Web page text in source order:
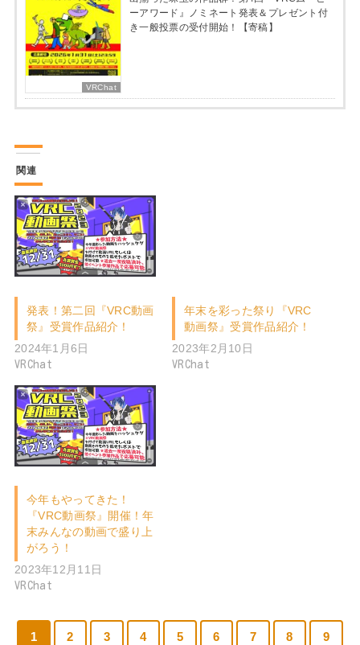
VRChat
ーアワード』ノミネート発表＆プレゼント付
き一般投票の受付開始！【寄稿】
関連
発表！第二回『VRC動画
祭』受賞作品紹介！
2024年1月6日
VRChat
年末を彩った祭り『VRC
動画祭』受賞作品紹介！
2023年2月10日
VRChat
今年もやってきた！
『VRC動画祭』開催！年
末みんなの動画で盛り上
がろう！
2023年12月11日
VRChat
1 2 3 4 5 6 7 8 9